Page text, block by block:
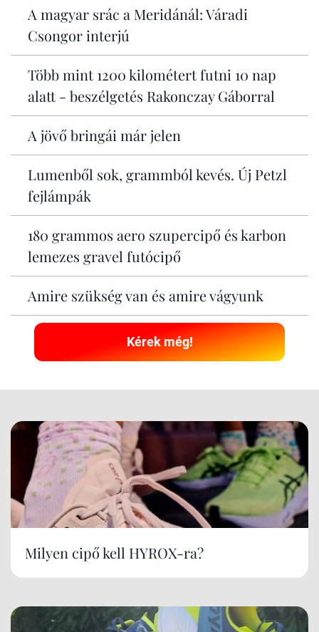
A magyar srác a Meridánál: Váradi
Csongor interjú
Több mint 1200 kilométert futni 10 nap
alatt - beszélgetés Rakonczay Gáborral
A jövő bringái már jelen
Lumenből sok, grammból kevés. Új Petzl
fejlámpák
180 grammos aero szupercipő és karbon
lemezes gravel futócipő
Amire szükség van és amire vágyunk
Kérek még!
Milyen cipő kell HYROX-ra?